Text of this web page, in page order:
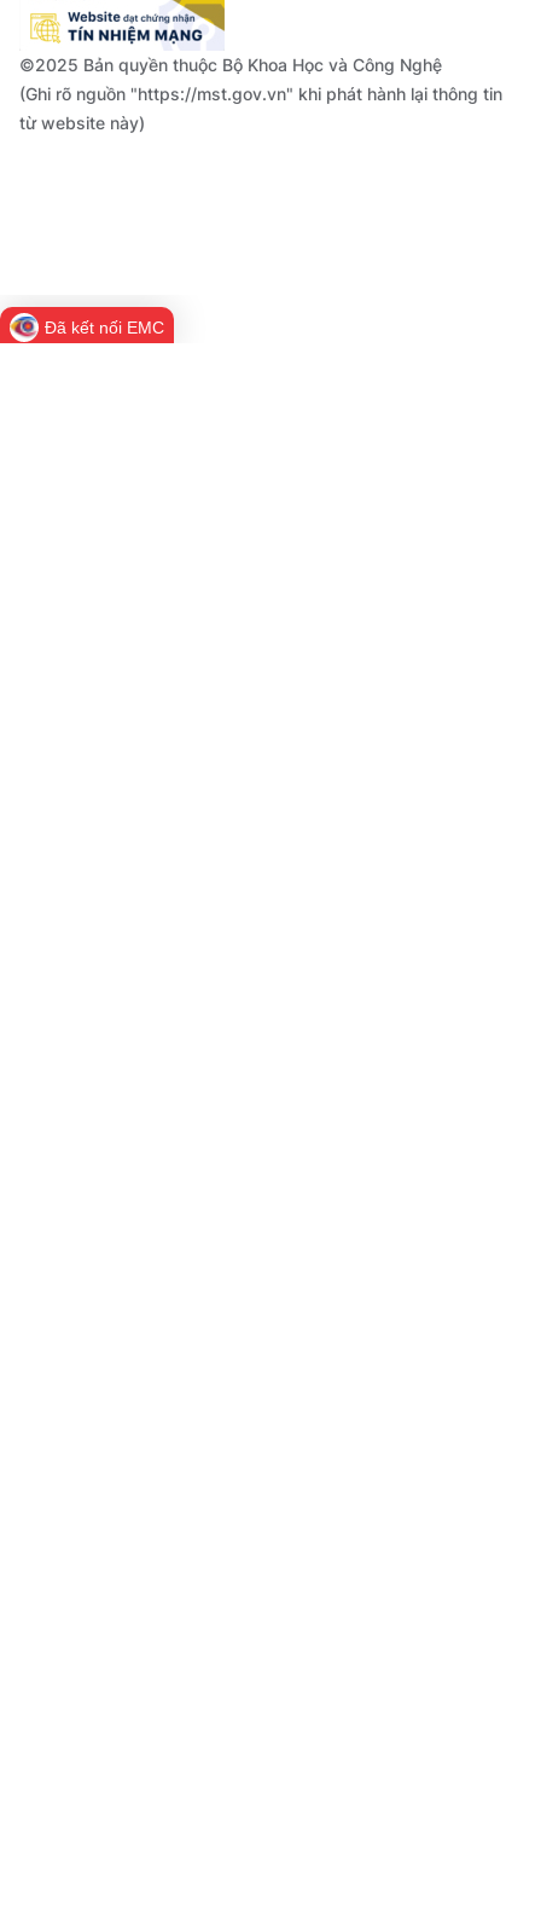
©2025 Bản quyền thuộc Bộ Khoa Học và Công Nghệ
(Ghi rõ nguồn "https://mst.gov.vn" khi phát hành lại thông tin
từ website này)
Đã kết nối EMC